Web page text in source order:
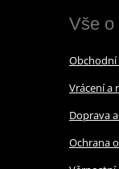
Vše o
Vrácení a
Doprava
Ochrana